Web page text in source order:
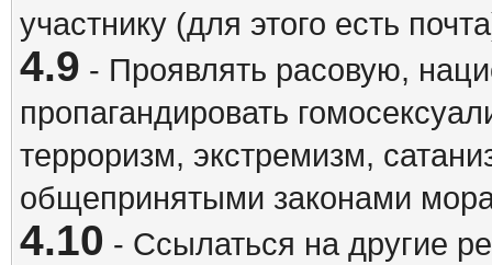
участнику (для этого есть
4.9 - Проявлять расовую,
пропагандировать
терроризм, экстремизм,
общепринятыми законами
4.10 - Ссылаться на другие